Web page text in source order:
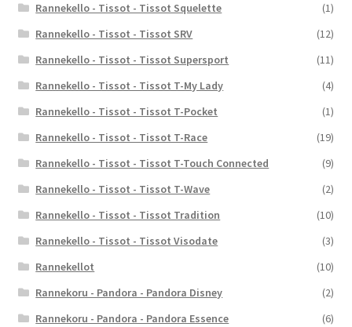
Rannekello - Tissot - Tissot Squelette
(1)
Rannekello - Tissot - Tissot SRV
(12)
Rannekello - Tissot - Tissot Supersport
(11)
Rannekello - Tissot - Tissot T-My Lady
(4)
Rannekello - Tissot - Tissot T-Pocket
(1)
Rannekello - Tissot - Tissot T-Race
(19)
Rannekello - Tissot - Tissot T-Touch Connected
(9)
Rannekello - Tissot - Tissot T-Wave
(2)
Rannekello - Tissot - Tissot Tradition
(10)
Rannekello - Tissot - Tissot Visodate
(3)
Rannekellot
(10)
Rannekoru - Pandora - Pandora Disney
(2)
Rannekoru - Pandora - Pandora Essence
(6)